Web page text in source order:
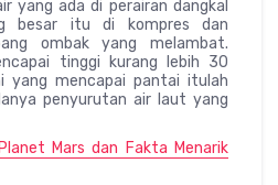
yang ada di perairan dangkal
besar itu di kompres dan
ombak yang melambat.
tinggi kurang lebih 30
yang mencapai pantai itulah
penyurutan air laut yang
Mars dan Fakta Menarik